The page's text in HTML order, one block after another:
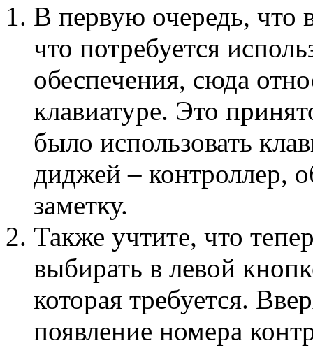
В первую очередь, что
что потребуется
обеспечения, сюда
клавиатуре. Это
было использовать
диджей – контроллер,
заметку.
Также учтите, что
выбирать в левой
которая требуется.
появление номера